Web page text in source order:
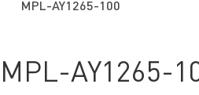
MPL-AY1265-100
MPL-AY1265-